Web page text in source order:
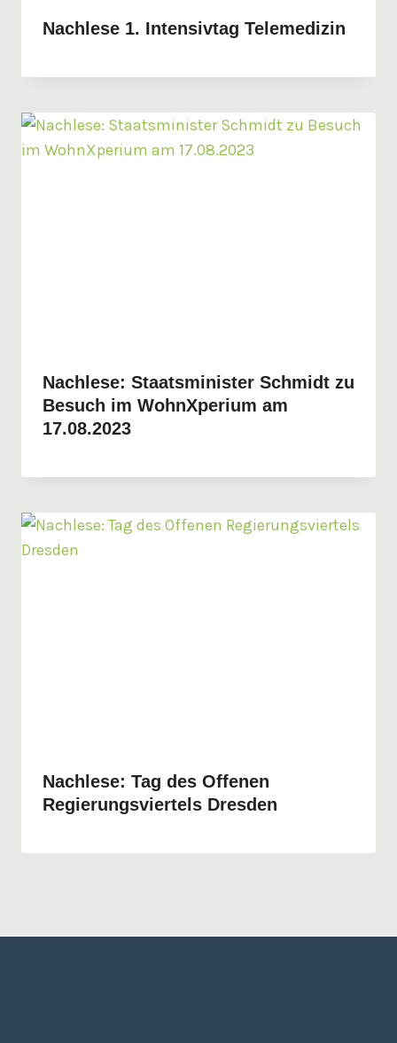
Nachlese 1. Intensivtag Telemedizin
Nachlese: Staatsminister Schmidt zu
Besuch im WohnXperium am
17.08.2023
Nachlese: Tag des Offenen
Regierungsviertels Dresden